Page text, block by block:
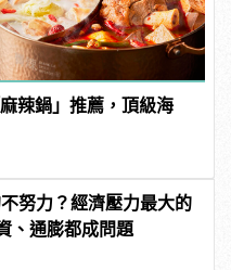
辣鍋」推薦，頂級海
努力？經濟壓力最大的
、通膨都成問題